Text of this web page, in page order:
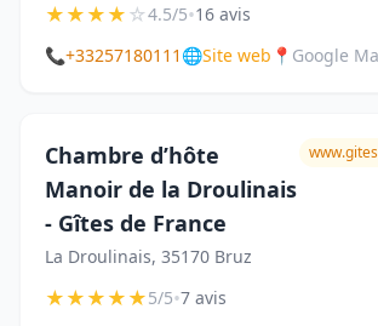
★★★★☆4.5/5•16 avis
📞+33257180111 🌐Site web 📍 Google
Chambre d’hôte
Manoir de la Droulinais
- Gîtes de France
La Droulinais, 35170 Bruz
★★★★★5/5•7 avis